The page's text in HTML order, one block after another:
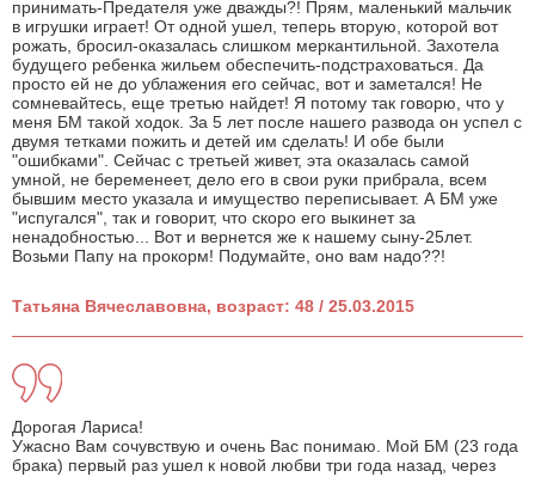
принимать-Предателя уже дважды?! Прям, маленький мальчик
в игрушки играет! От одной ушел, теперь вторую, которой вот
рожать, бросил-оказалась слишком меркантильной. Захотела
будущего ребенка жильем обеспечить-подстраховаться. Да
просто ей не до ублажения его сейчас, вот и заметался! Не
сомневайтесь, еще третью найдет! Я потому так говорю, что у
меня БМ такой ходок. За 5 лет после нашего развода он успел с
двумя тетками пожить и детей им сделать! И обе были
"ошибками". Сейчас с третьей живет, эта оказалась самой
умной, не беременеет, дело его в свои руки прибрала, всем
бывшим место указала и имущество переписывает. А БМ уже
"испугался", так и говорит, что скоро его выкинет за
ненадобностью... Вот и вернется же к нашему сыну-25лет.
Возьми Папу на прокорм! Подумайте, оно вам надо??!
Татьяна Вячеславовна, возраст: 48 / 25.03.2015
Дорогая Лариса!
Ужасно Вам сочувствую и очень Вас понимаю. Мой БМ (23 года
брака) первый раз ушел к новой любви три года назад, через